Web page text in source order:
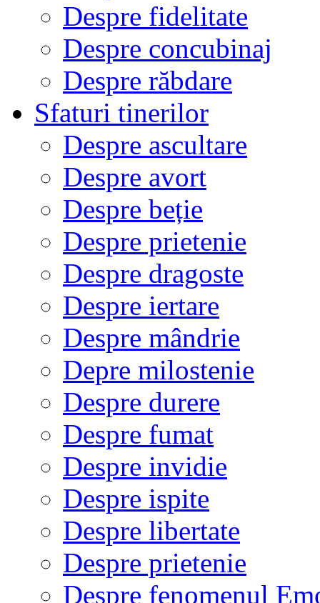
Despre fidelitate
Despre concubinaj
Despre răbdare
Sfaturi tinerilor
Despre ascultare
Despre avort
Despre beție
Despre prietenie
Despre dragoste
Despre iertare
Despre mândrie
Depre milostenie
Despre durere
Despre fumat
Despre invidie
Despre ispite
Despre libertate
Despre prietenie
Despre fenomenul